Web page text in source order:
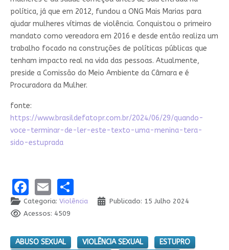
política, já que em 2012, fundou a ONG Mais Marias para
ajudar mulheres vítimas de violência. Conquistou o primeiro
mandato como vereadora em 2016 e desde então realiza um
trabalho focado na construções de políticas públicas que
tenham impacto real na vida das pessoas. Atualmente,
preside a Comissão do Meio Ambiente da Câmara e é
Procuradora da Mulher.
fonte:
https://www.brasildefatopr.com.br/2024/06/29/quando-
voce-terminar-de-ler-este-texto-uma-menina-tera-
sido-estuprada
Facebook
EmailShare
Categoria: Violência
Publicado: 15 Julho 2024
Acessos: 4509
ABUSO SEXUAL VIOLÊNCIA SEXUAL
ESTUPRO